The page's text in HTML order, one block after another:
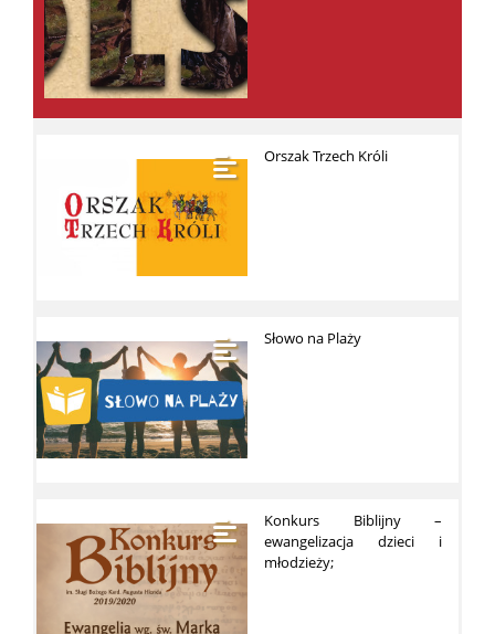
Orszak Trzech Króli
Słowo na Plaży
Konkurs Biblijny –
ewangelizacja dzieci i
młodzieży;